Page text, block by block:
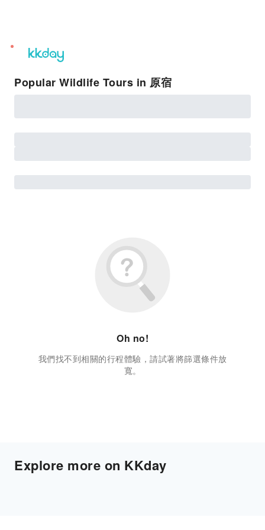
unread
notifications
Popular Wildlife Tours in 原宿
Oh no!
我們找不到相關的行程體驗，請試著將篩選條件放
寬。
Explore more on KKday